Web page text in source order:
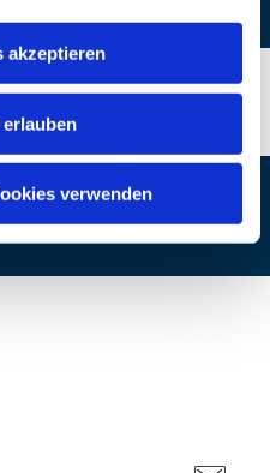
akzeptieren
verwenden